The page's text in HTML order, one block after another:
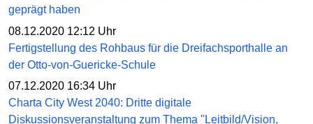
geprägt haben
08.12.2020 12:12 Uhr
Fertigstellung des Rohbaus für die Dreifachsporthalle an
der Otto-von-Guericke-Schule
07.12.2020 16:34 Uhr
Charta City West 2040: Dritte digitale
Diskussionsveranstaltung zum Thema "Leitbild/Vision,